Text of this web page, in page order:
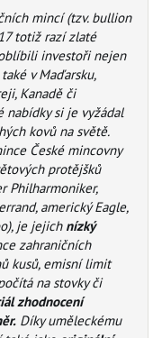
mincí (tzv. bullion
totiž razí zlaté
investoři nejen
v Maďarsku,
Kanadě či
nabídky si je vyžádal
kovů na světě.
České mincovny
protějšků
Philharmoniker,
americký Eagle,
je jejich nízký
zahraničních
kusů, emisní limit
na stovky či
zhodnocení
Díky uměleckému